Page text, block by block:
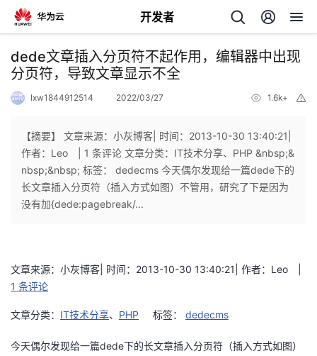
开发者
返
回
个
人
页
我
开
发
者
的
开
发
我
的
Programs
的
dede文章插入分页符不起作用，编辑器中出现
分页符，导致文章显示不全
lxw1844912514 2022/03/27 1.6k+
【摘要】 文章来源：小灰博客| 时间：2013-10-30 13:40:21|
作者：Leo | 1 条评论 文章分类：IT技术分享、PHP &nbsp;&
nbsp;&nbsp; 标签： dedecms 今天偶尔发现给一篇dede下的
长文章插入分页符（插入方式如图）不管用，研究了下是因为
没有加{dede:pagebreak/...
文章来源：小灰博客| 时间：2013-10-30 13:40:21| 作者：Leo |
1 条评论
文章分类： IT技术分享、 PHP 标签： dedecms
今天偶尔发现给一篇dede下的长文章插入分页符（插入方式如图）